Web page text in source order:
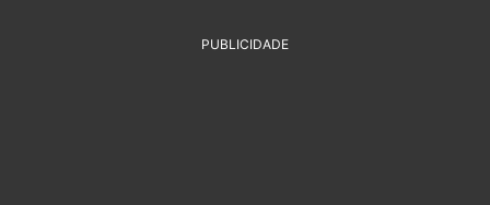
PUBLICIDADE